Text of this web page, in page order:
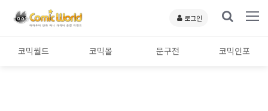
로그인
코믹월드 코믹몰 문구전 코믹인포